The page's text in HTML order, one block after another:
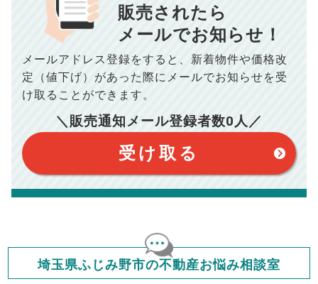
年間の支払額 10,005 円
総支払額 100,050 円
このシミュレーターは元利均等返済方式で試算しています。
このシミュレーターは、四捨五入にて計算しております。
このシミュレーターはお借り入れの全期間で金利が変わらない設
このシミュレーターでの結果は、お借り入れを保証するものでは
ありません。
このシミュレーターをご利用された方の、いかなる損害について
ますが、お借り入れの際に各金融機関にご相談ください。
会員マイページでは
修繕費・管理費の計算もできます
■抵当権抹消費用／0万円
※購入価格よりも売却価格が高い場合、譲渡所得税が発生する
場合がございます。詳しくは最寄りの税務署などにご確認く
※シミュレーター結果はあくまでも概算であり、手残り金額を
保証するものではございません。
※上記売却費用には、住所変更登記の費用、引っ越し費用、住
宅ローンの一括繰上返済の手数料等は含まれておりませんの
で予めご了承ください。
おります。（物件価格×3%＋6万円＋消費税）
販売されたら
メールでお知らせ！
メールアドレス登録をすると、 新着物件や価格改
定（値下げ）があった際に メールでお知らせを受
け取ることができます。
＼販売通知メール登録者数0 人／
受け取る
埼玉県ふじみ野市の不動産お悩み相談室